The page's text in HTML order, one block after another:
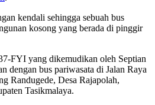
kendali sehingga sebuah bus
kosong yang berada di pinggir
FYI yang dikemudikan oleh Septian
dengan bus pariwasata di Jalan Raya
Randugede, Desa Rajapolah,
Tasikmalaya.